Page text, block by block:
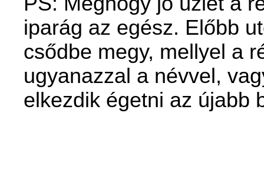
iparág az egész. Előbb
csődbe megy, mellyel a
ugyanazzal a névvel,
elkezdik égetni az újabb